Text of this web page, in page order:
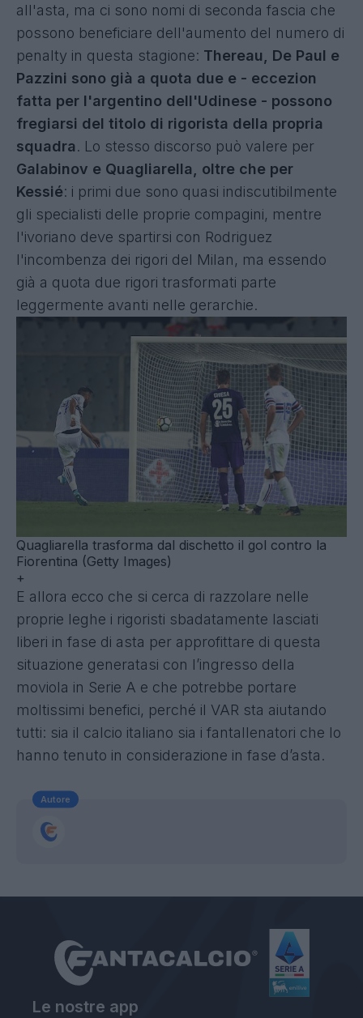
all'asta, ma ci sono nomi di seconda fascia che
possono beneficiare dell'aumento del numero di
penalty in questa stagione: Thereau, De Paul e
Pazzini sono già a quota due e - eccezion
fatta per l'argentino dell'Udinese - possono
fregiarsi del titolo di rigorista della propria
squadra. Lo stesso discorso può valere per
Galabinov e Quagliarella, oltre che per
Kessié: i primi due sono quasi indiscutibilmente
gli specialisti delle proprie compagini, mentre
l'ivoriano deve spartirsi con Rodriguez
l'incombenza dei rigori del Milan, ma essendo
già a quota due rigori trasformati parte
leggermente avanti nelle gerarchie.
Quagliarella trasforma dal dischetto il gol contro la
Fiorentina (Getty Images)
+
E allora ecco che si cerca di razzolare nelle
proprie leghe i rigoristi sbadatamente lasciati
liberi in fase di asta per approfittare di questa
situazione generatasi con l’ingresso della
moviola in Serie A e che potrebbe portare
moltissimi benefici, perché il VAR sta aiutando
tutti: sia il calcio italiano sia i fantallenatori che lo
hanno tenuto in considerazione in fase d’asta.
Autore
Le nostre app